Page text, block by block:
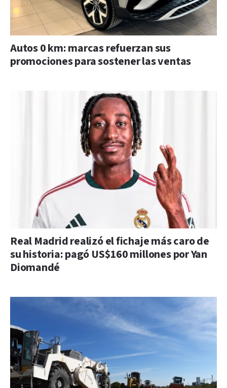
Autos 0 km: marcas refuerzan sus
promociones para sostener las ventas
Real Madrid realizó el fichaje más caro de
su historia: pagó US$160 millones por Yan
Diomandé